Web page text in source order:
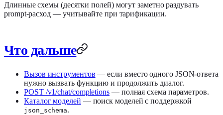
Длинные схемы (десятки полей) могут заметно раздувать
prompt-расход — учитывайте при тарификации.
Что дальше
Вызов инструментов — если вместо одного JSON-ответа
нужно вызвать функцию и продолжить диалог.
POST /v1/chat/completions — полная схема параметров.
Каталог моделей — поиск моделей с поддержкой
json_schema.